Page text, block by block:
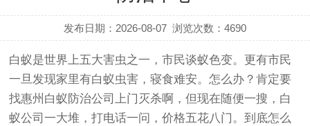
发布日期：2026-08-07 浏览次数：4690
白蚁是世界上五大害虫之一，市民谈蚁色变。更有市民
一旦发现家里有白蚁虫害，寝食难安。怎么办？肯定要
找惠州白蚁防治公司上门灭杀啊，但现在随便一搜，白
蚁公司一大堆，打电话一问，价格五花八门。到底怎么